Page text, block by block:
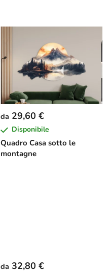
Quadro Casa sotto le
montagne
da 29,60 €
Disponibile
da 32,80 €